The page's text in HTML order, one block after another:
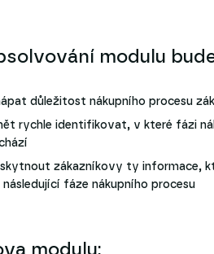
modulu
důležitost nákupního procesu
rychle identifikovat, v které fázi
zákazníkovy ty informace,
následující fáze nákupního procesu